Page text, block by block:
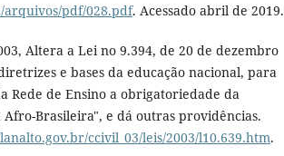
pdf/028.pdf. Acessado abril de 2019.
Altera a Lei no 9.394, de 20 de dezembro
e bases da educação nacional, para
de Ensino a obrigatoriedade da
Brasileira", e dá outras providências.
ccivil_03/leis/2003/l10.639.htm.